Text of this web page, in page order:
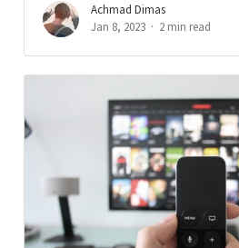
Achmad Dimas
Jan 8, 2023
2 min read